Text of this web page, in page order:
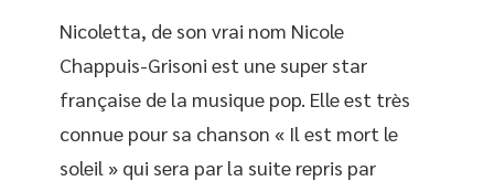
Nicoletta, de son vrai nom Nicole
Chappuis-Grisoni est une super star
française de la musique pop. Elle est très
connue pour sa chanson « Il est mort le
soleil » qui sera par la suite repris par